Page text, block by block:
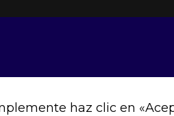
haz clic en